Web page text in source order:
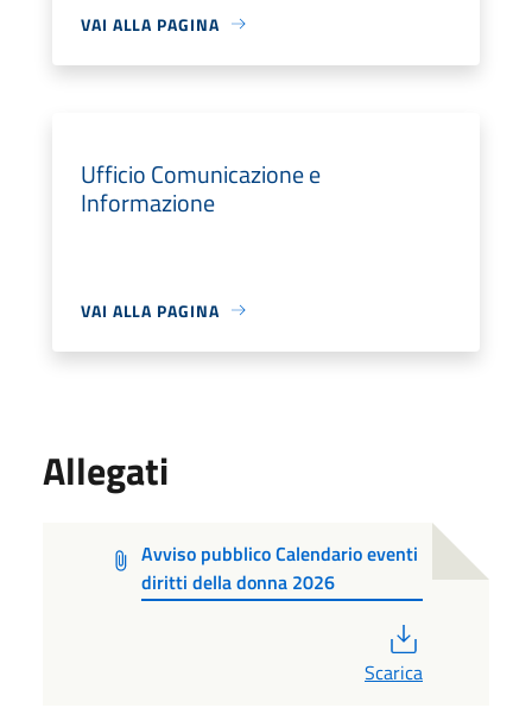
VAI ALLA PAGINA
Ufficio Comunicazione e
Informazione
VAI ALLA PAGINA
Allegati
Avviso pubblico Calendario eventi
diritti della donna 2026
Scarica